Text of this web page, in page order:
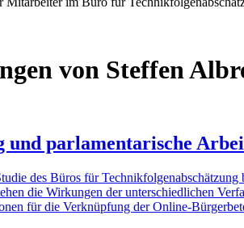
von Steffen
parlamentarische
des Büros für
die Wirkungen der unterschiedlichen
für die Verknüpfung der Online-